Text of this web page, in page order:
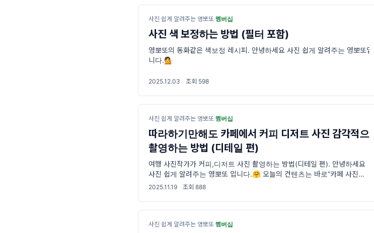
사진 쉽게 알려주는 영뽀또·멤버십
사진 색 보정하는 방법 (필터 포함)
영뽀또의 동화같은 색보정 레시피. 안녕하세요 사진 쉽게 알려주는 영뽀또입
니다.💁
2025.12.03 · 조회 598
사진 쉽게 알려주는 영뽀또·멤버십
따라하기만해도 카페에서 커피 디저트 사진 감각적으로
촬영하는 방법 (디테일 편)
여행 사진작가가 커피,디저트 사진 촬영하는 방법(디테일 편). 안녕하세요
사진 쉽게 알려주는 영뽀또 입니다.🤗 오늘의 컨텐츠는 바로“카페 사진이 안
예쁘게 나오는 진짜 이유” 입니다.
2025.11.19 · 조회 888
사진 쉽게 알려주는 영뽀또·멤버십